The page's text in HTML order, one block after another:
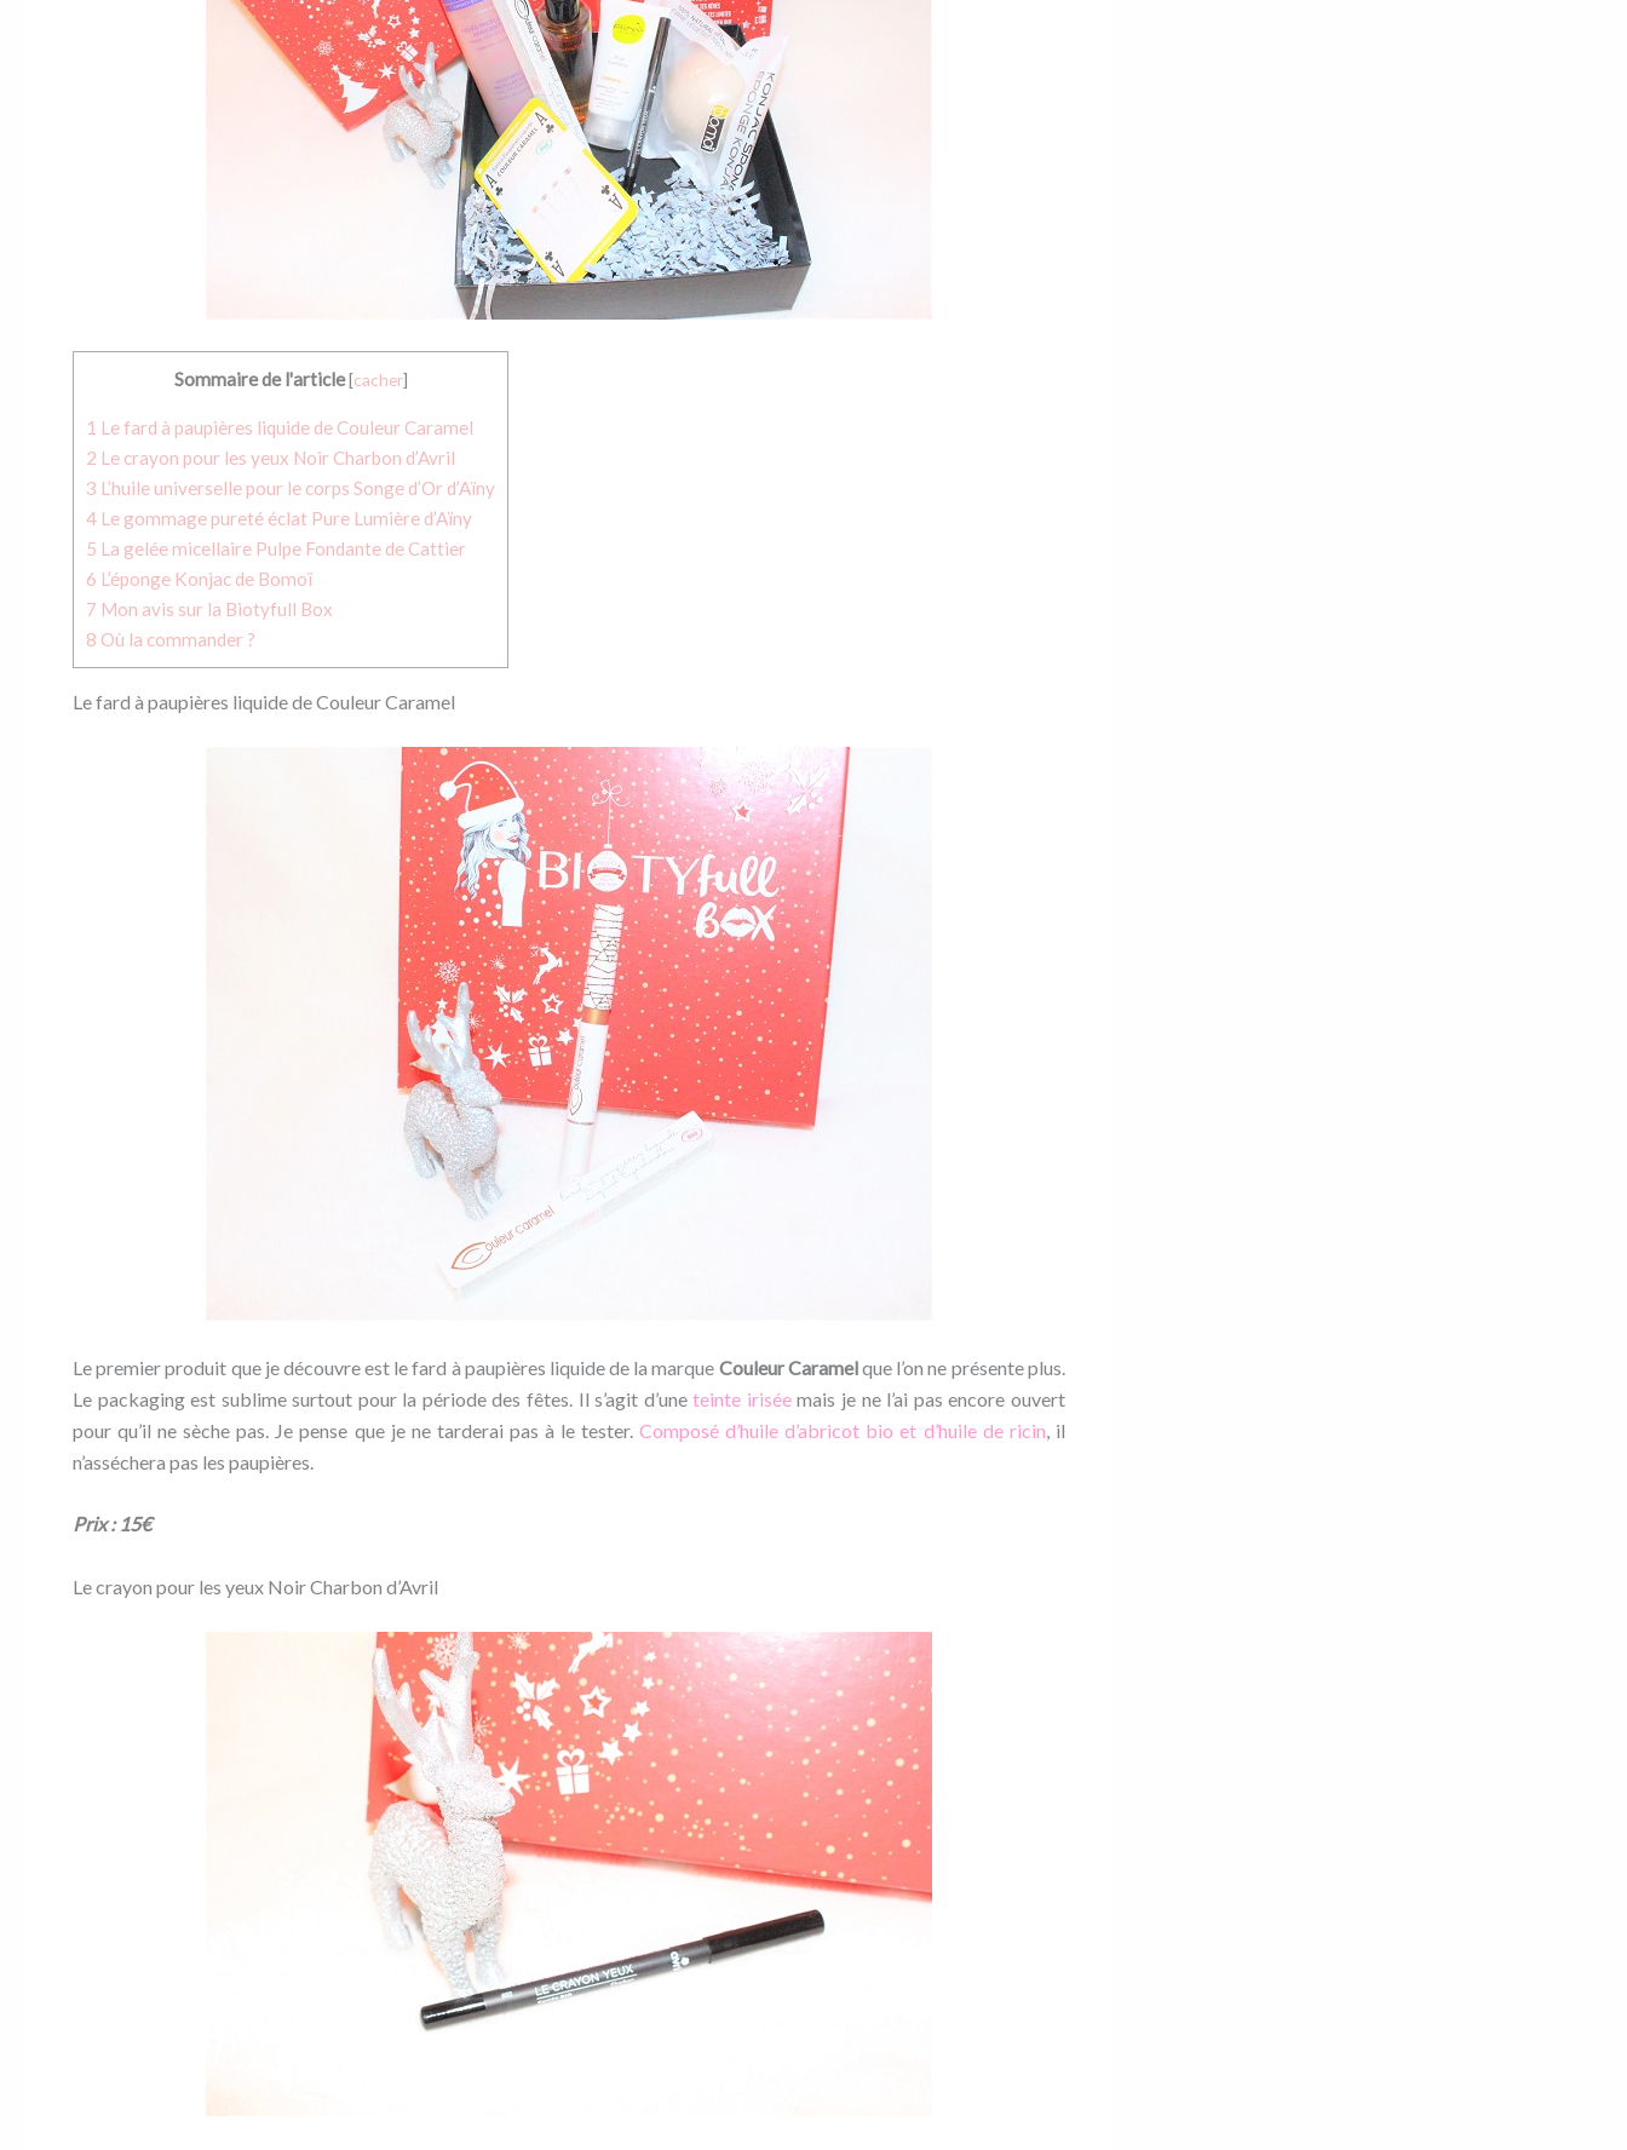
Sommaire de l'article [cacher]
1 Le fard à paupières liquide de Couleur Caramel
2 Le crayon pour les yeux Noir Charbon d’Avril
3 L’huile universelle pour le corps Songe d’Or d’Aïny
4 Le gommage pureté éclat Pure Lumière d’Aïny
5 La gelée micellaire Pulpe Fondante de Cattier
6 L’éponge Konjac de Bomoï
7 Mon avis sur la Biotyfull Box
8 Où la commander ?
Le fard à paupières liquide de Couleur Caramel
Le premier produit que je découvre est le fard à paupières liquide de la marque Couleur Caramelque l’on ne présente plus.
Le packaging est sublime surtout pour la période des fêtes. Il s’agit d’uneteinte iriséemais je ne l’ai pas encore ouvert
pour qu’il ne sèche pas. Je pense que je ne tarderai pas à le tester.Composé d’huile d’abricot bio et d’huile de ricin , il
n’asséchera pas les paupières.
Prix : 15€
Le crayon pour les yeux Noir Charbon d’Avril